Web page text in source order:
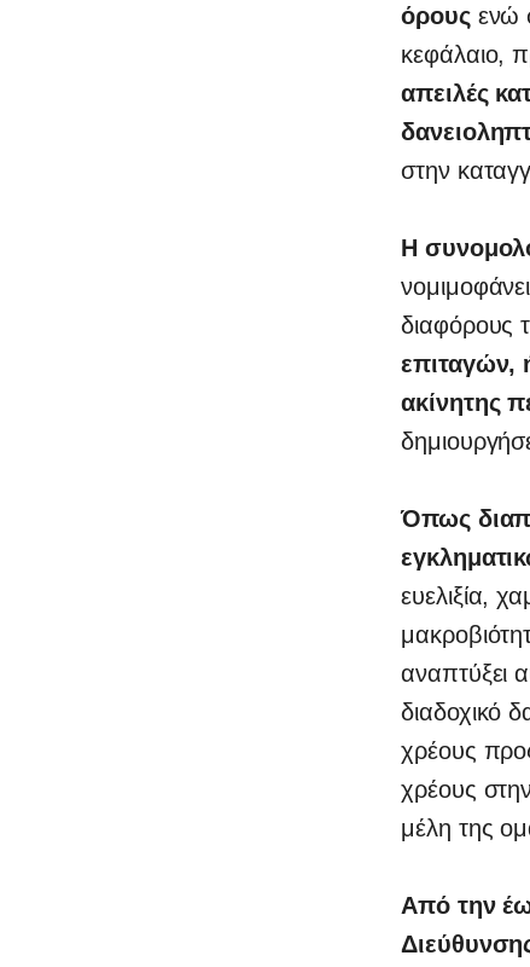
όρουςενώ
κεφάλαιο,
απειλές
στην
Η
διαφόρους
επιταγών,
ακίνητης
Όπως
ευελιξία,
αναπτύξει
διαδοχικό
χρέους
χρέους
μέλη της
Από την